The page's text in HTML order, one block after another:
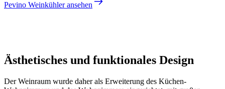
Pevino Weinkühler ansehen
Ästhetisches und funktionales Design
Der Weinraum wurde daher als Erweiterung des Küchen-